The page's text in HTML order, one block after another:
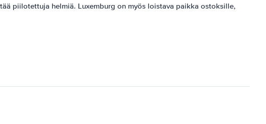
piilotettuja helmiä. Luxemburg on myös loistava paikka ostoksille,